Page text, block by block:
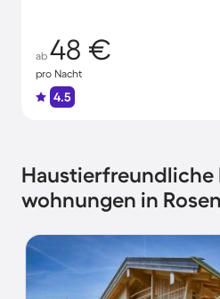
ab 48 €
pro Nacht
4.5
Haustierfreundliche
wohnungen in